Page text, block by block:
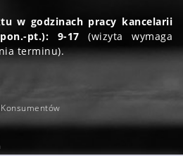
w godzinach pracy kancelarii
pt.): 9-17 (wizyta wymaga
terminu).